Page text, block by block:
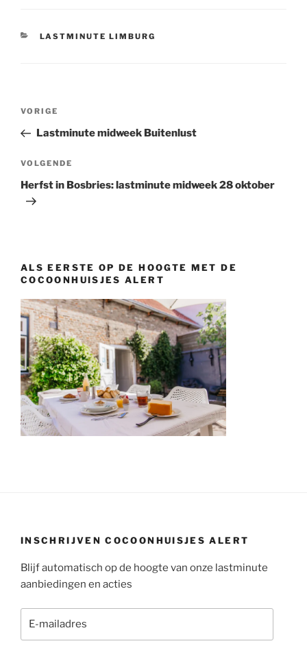
CATEGORIEËN
LASTMINUTE LIMBURG
Bericht
Vorig
bericht
VORIGE
Lastminute midweek Buitenlust
Volgend
bericht
VOLGENDE
Herfst in Bosbries: lastminute midweek 28 oktober
ALS EERSTE OP DE HOOGTE MET DE
COCOONHUISJES ALERT
INSCHRIJVEN COCOONHUISJES ALERT
Blijf automatisch op de hoogte van onze lastminute
aanbiedingen en acties